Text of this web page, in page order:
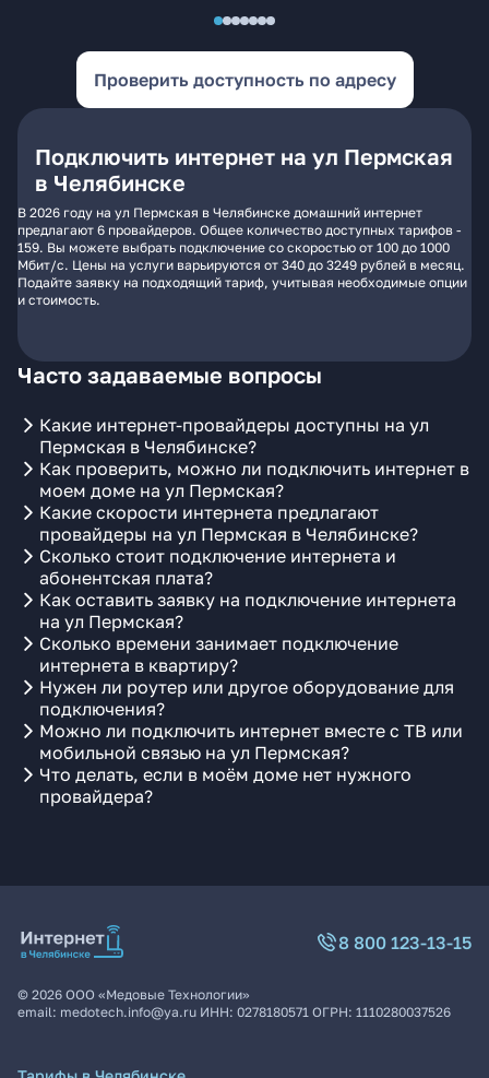
Проверить доступность по адресу
Подключить интернет на ул Пермская
в Челябинске
В 2026 году на ул Пермская в Челябинске домашний интернет
предлагают 6 провайдеров. Общее количество доступных тарифов -
159. Вы можете выбрать подключение со скоростью от 100 до 1000
Мбит/с. Цены на услуги варьируются от 340 до 3249 рублей в месяц.
Подайте заявку на подходящий тариф, учитывая необходимые опции
и стоимость.
Часто задаваемые вопросы
Какие интернет-провайдеры доступны на ул
Пермская в Челябинске?
Как проверить, можно ли подключить интернет в
моем доме на ул Пермская?
Какие скорости интернета предлагают
провайдеры на ул Пермская в Челябинске?
Сколько стоит подключение интернета и
абонентская плата?
Как оставить заявку на подключение интернета
на ул Пермская?
Сколько времени занимает подключение
интернета в квартиру?
Нужен ли роутер или другое оборудование для
подключения?
Можно ли подключить интернет вместе с ТВ или
мобильной связью на ул Пермская?
Что делать, если в моём доме нет нужного
провайдера?
8 800 123-13-15
© 2026 ООО «Медовые Технологии»
email: medotech.info@ya.ru ИНН: 0278180571 ОГРН: 1110280037526